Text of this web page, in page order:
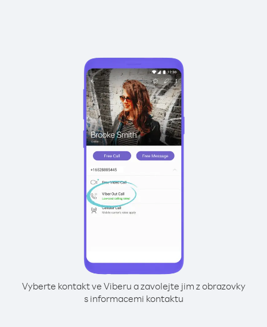
Vyberte kontakt ve Viberu a zavolejte jim z obrazovky
s informacemi kontaktu